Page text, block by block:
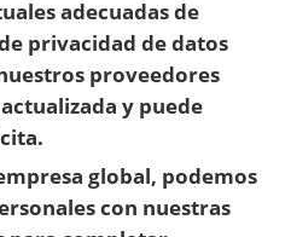
adecuadas de
privacidad de datos
proveedores
y puede
global, podemos
con nuestras